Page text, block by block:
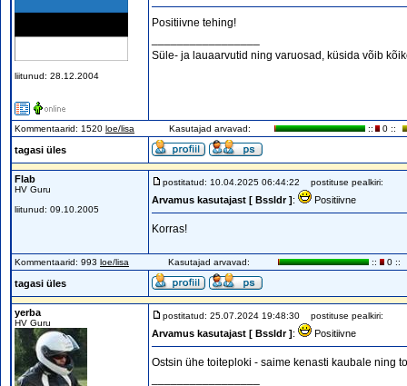
liitunud: 28.12.2004
Positiivne tehing!
Süle- ja lauaarvutid ning varuosad, küsida võib
Kommentaarid: 1520 loe/lisa Kasutajad arvavad: :: 0 ::
tagasi üles
Flab
HV Guru
liitunud: 09.10.2005
postitatud: 10.04.2025 06:44:22 postituse pealkiri:
Arvamus kasutajast [ Bssldr ]: Positiivne
Korras!
Kommentaarid: 993 loe/lisa Kasutajad arvavad: :: 0 ::
tagasi üles
yerba
HV Guru
postitatud: 25.07.2024 19:48:30 postituse pealkiri:
Arvamus kasutajast [ Bssldr ]: Positiivne
Ostsin ühe toiteploki - saime kenasti kaubale ning